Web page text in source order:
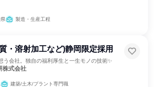
製造・生産工程
・溶射加工など)静岡限定採用
う会社。独自の福利厚生と一生モノの技術✨
株式会社
建築/土木/プラント専門職